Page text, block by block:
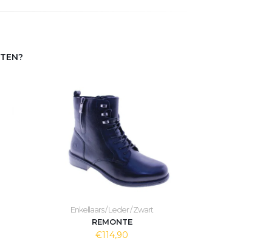
Enkellaars / Leder / Zwart
REMONTE
€114,90